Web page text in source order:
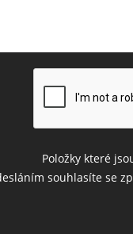
Položky které
souhlasíte se